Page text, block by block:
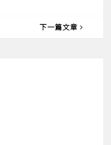
下一篇文章